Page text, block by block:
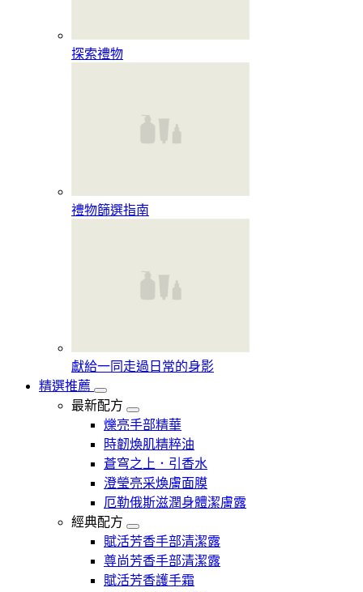
探索禮物
禮物篩選指南
獻給一同走過日常的身影
精選推薦
最新配方
爍亮手部精華
時韌煥肌精粹油
蒼穹之上．引香水
澄瑩亮采煥膚面膜
厄勒俄斯滋潤身體潔膚露
經典配方
賦活芳香手部清潔露
尊尚芳香手部清潔露
賦活芳香護手霜